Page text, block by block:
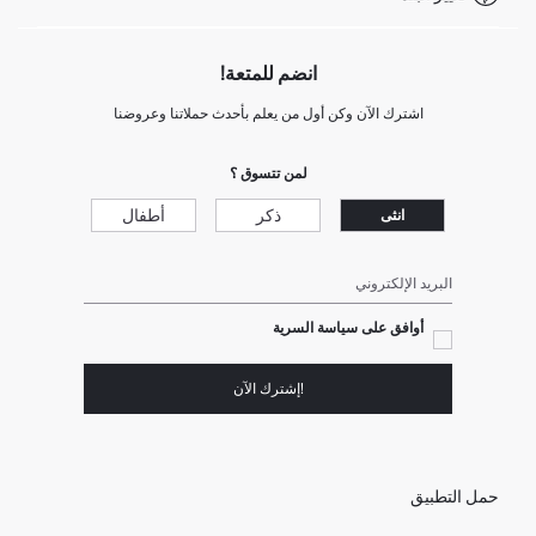
انضم للمتعة!
اشترك الآن وكن أول من يعلم بأحدث حملاتنا وعروضنا
لمن تتسوق ؟
انثى ذكر أطفال
البريد الإلكتروني
أوافق على سياسة السرية
!إشترك الآن
حمل التطبيق